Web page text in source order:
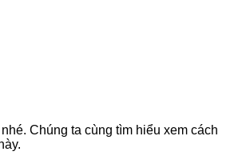
Chúng ta cùng tìm hiểu xem cách